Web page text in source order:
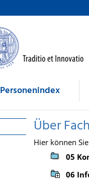
Personenindex
Über
Hier können
05
06